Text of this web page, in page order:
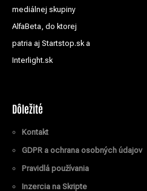
mediálnej skupiny
AlfaBeta, do ktorej
patria aj Startstop.sk a
Interlight.sk
Dôležité
Kontakt
GDPR a ochrana osobných údajov
Pravidlá používania
Inzercia na Skripte